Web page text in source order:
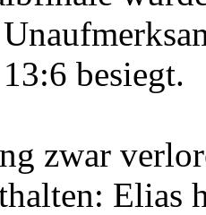
besiegt.
zwar
Elias